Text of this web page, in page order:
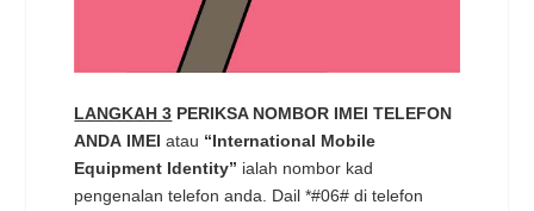
LANGKAH 3 PERIKSA NOMBOR IMEI TELEFON
ANDA IMEI atau “International Mobile
Equipment Identity” ialah nombor kad
pengenalan telefon anda. Dail *#06# di telefon